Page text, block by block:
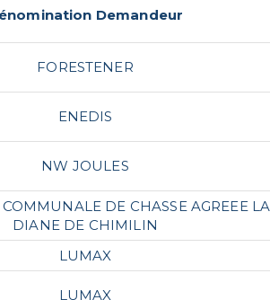
Demandeur
FORESTENER
ENEDIS
NW JOULES
DE CHASSE AGREEE LA
DIANE DE CHIMILIN
LUMAX
LUMAX